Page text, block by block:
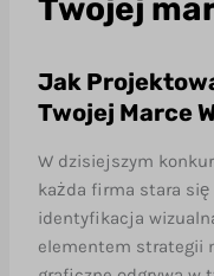
Wyróżnienie
Podsumowanie
Twojej
Jak
Twojej Marce
W dzisiejszym
każda firma stara
identyfikacja
elementem strategii